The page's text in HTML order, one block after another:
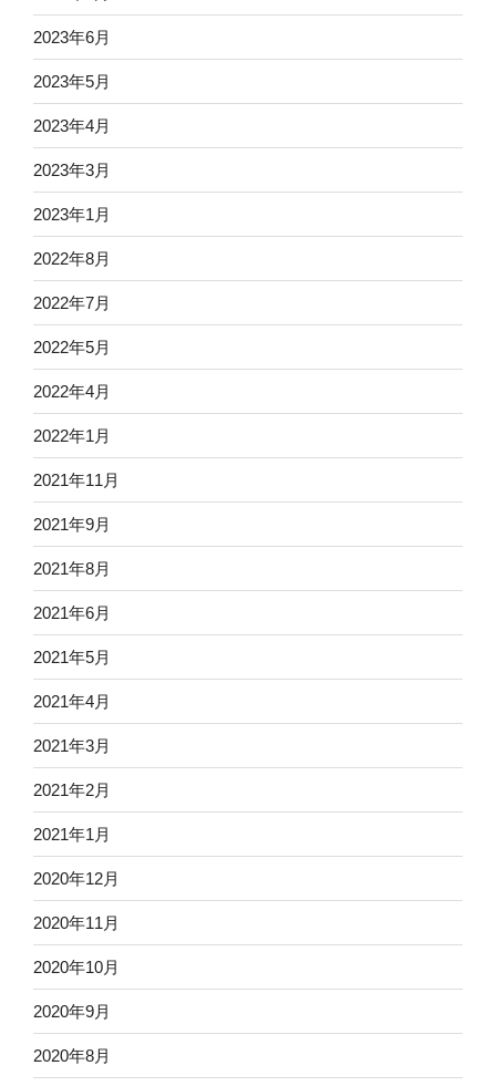
2023年6月
2023年5月
2023年4月
2023年3月
2023年1月
2022年8月
2022年7月
2022年5月
2022年4月
2022年1月
2021年11月
2021年9月
2021年8月
2021年6月
2021年5月
2021年4月
2021年3月
2021年2月
2021年1月
2020年12月
2020年11月
2020年10月
2020年9月
2020年8月